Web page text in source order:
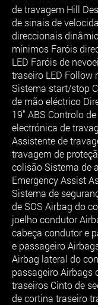
de travagem Hill
de sinais de
direccionais
mínimos Faróis
LED Faróis de
traseiro LED Follow
Sistema start/stop
de mão eléctrico
19" ABS Controlo
electrónica de
Assistente de
travagem de
colisão Sistema de
Emergency Assist
Sistema de
de SOS Airbag do
joelho condutor
cabeça condutor e
e passageiro
Airbag lateral do
passageiro Airbags
traseiros Cinto de
de cortina traseiro